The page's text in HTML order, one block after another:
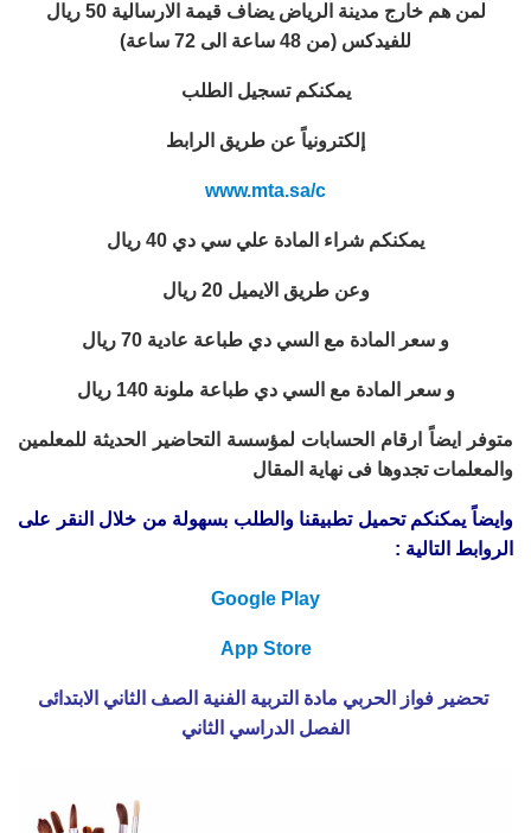
لمن هم خارج مدينة الرياض يضاف قيمة الارسالية 50 ريال
للفيدكس (من 48 ساعة الى 72 ساعة)
يمكنكم تسجيل الطلب
إلكترونياً عن طريق الرابط
www.mta.sa/c
يمكنكم شراء المادة علي سي دي 40 ريال
وعن طريق الايميل 20 ريال
و سعر المادة مع السي دي طباعة عادية 70 ريال
و سعر المادة مع السي دي طباعة ملونة 140 ريال
متوفر ايضاً ارقام الحسابات لمؤسسة التحاضير الحديثة للمعلمين
والمعلمات تجدوها فى نهاية المقال
وايضاً يمكنكم تحميل تطبيقنا والطلب بسهولة من خلال النقر على
الروابط التالية :
Google Play
App Store
تحضير فواز الحربي مادة التربية الفنية الصف الثاني الابتدائى
الفصل الدراسي الثاني